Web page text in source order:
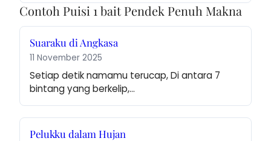
Contoh Puisi 1 bait Pendek Penuh Makna
Suaraku di Angkasa
11 November 2025
Setiap detik namamu terucap, Di antara 7
bintang yang berkelip,…
Pelukku dalam Hujan